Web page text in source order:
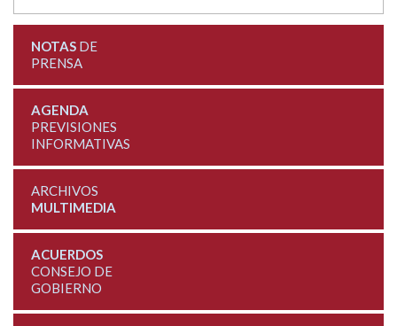
NOTASDE
PRENSA
AGENDA
PREVISIONES
INFORMATIVAS
ARCHIVOS
MULTIMEDIA
ACUERDOS
CONSEJO DE
GOBIERNO